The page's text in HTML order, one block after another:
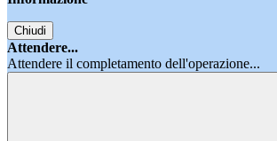
Chiudi
Attendere...
Attendere il completamento dell'operazione...